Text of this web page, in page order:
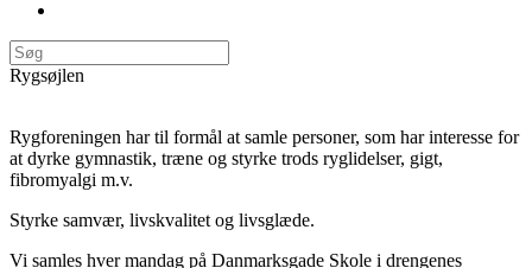
Rygsøjlen
Rygforeningen har til formål at samle personer, som har interesse for
at dyrke gymnastik, træne og styrke trods ryglidelser, gigt,
fibromyalgi m.v.
Styrke samvær, livskvalitet og livsglæde.
Vi samles hver mandag på Danmarksgade Skole i drengenes